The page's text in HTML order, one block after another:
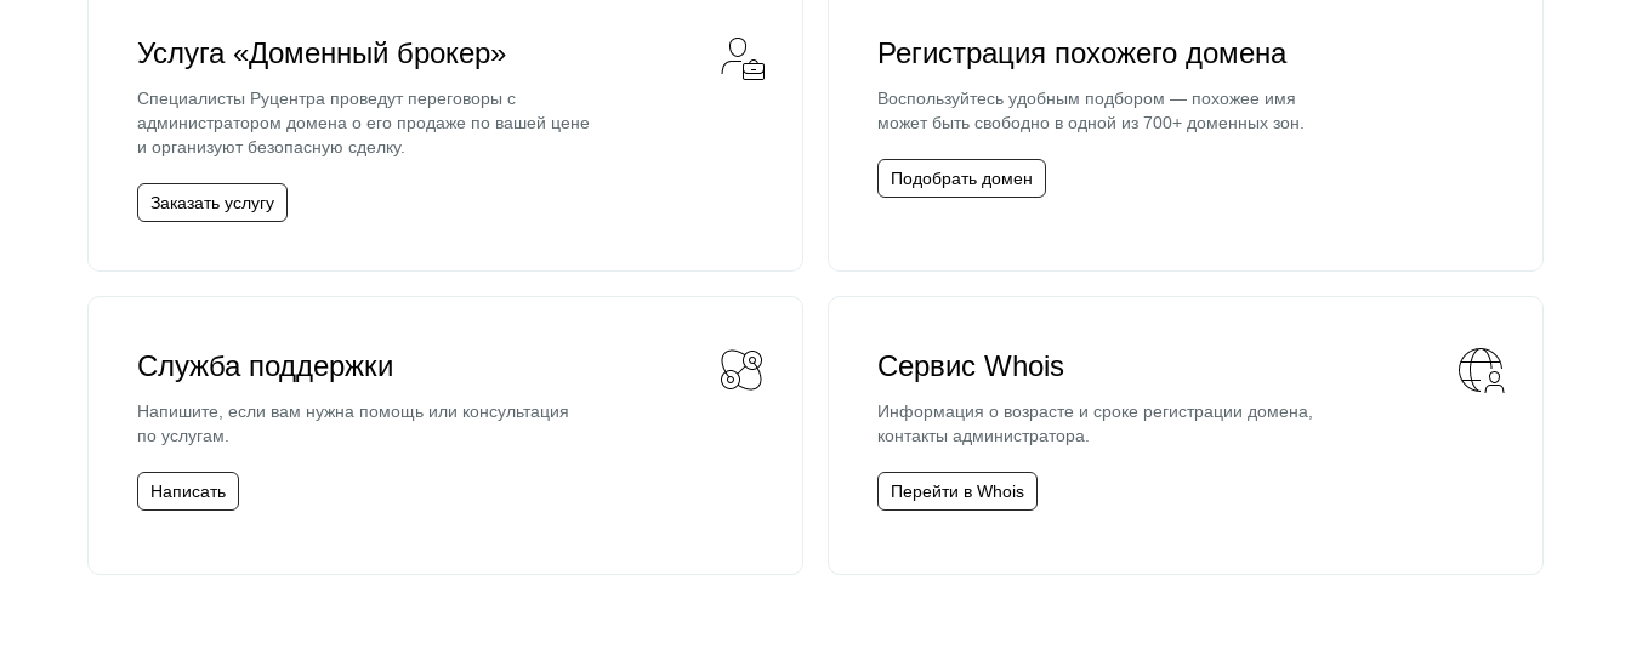
Услуга «Доменный брокер»
Специалисты Руцентра проведут переговоры с
администратором домена о его продаже по вашей цене
и организуют безопасную сделку.
Заказать услугу
Регистрация похожего домена
Воспользуйтесь удобным подбором — похожее имя
может быть свободно в одной из 700+ доменных зон.
Подобрать домен
Служба поддержки
Напишите, если вам нужна помощь или консультация
по услугам.
Написать
Сервис Whois
Информация о возрасте и сроке регистрации домена,
контакты администратора.
Перейти в Whois